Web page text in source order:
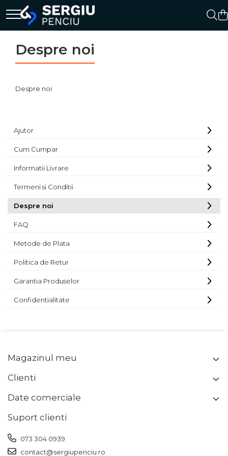
Despre noi
Despre noi
Ajutor
Cum Cumpar
Informatii Livrare
Termeni si Conditii
Despre noi
FAQ
Metode de Plata
Politica de Retur
Garantia Produselor
Confidentialitate
Magazinul meu
Clienti
Date comerciale
Suport clienti
073 304 0939
contact@sergiupenciu.ro